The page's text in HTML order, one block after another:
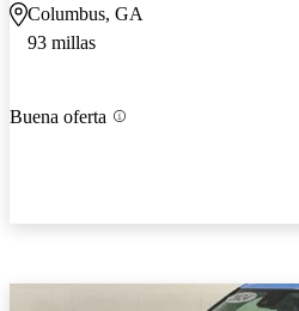
Columbus, GA
93 millas
Buena oferta